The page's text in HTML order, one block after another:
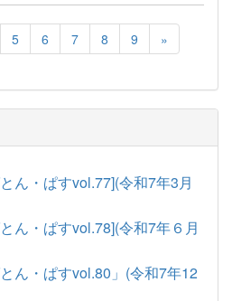
5 6 7 8 9 »
ん・ぱすvol.77](令和7年3月
ん・ぱすvol.78](令和7年６月
ん・ぱすvol.80」(令和7年12